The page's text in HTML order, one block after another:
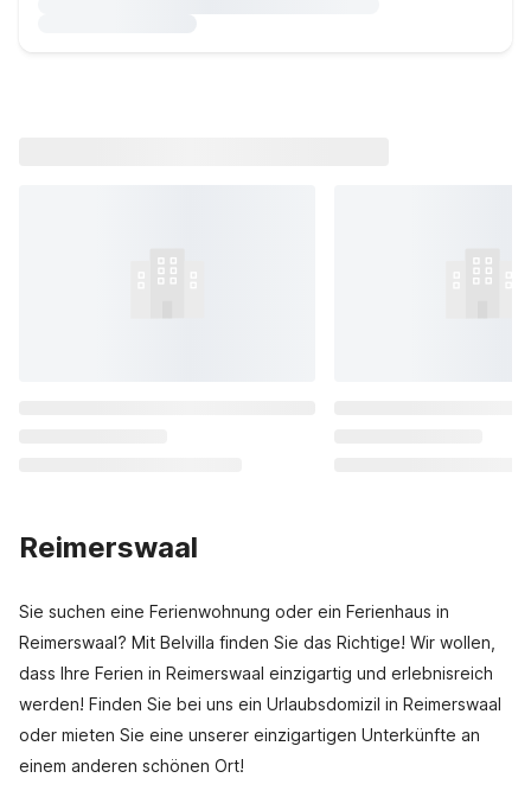
Reimerswaal
Sie suchen eine Ferienwohnung oder ein Ferienhaus in
Reimerswaal? Mit Belvilla finden Sie das Richtige! Wir wollen,
dass Ihre Ferien in Reimerswaal einzigartig und erlebnisreich
werden! Finden Sie bei uns ein Urlaubsdomizil in Reimerswaal
oder mieten Sie eine unserer einzigartigen Unterkünfte an
einem anderen schönen Ort!